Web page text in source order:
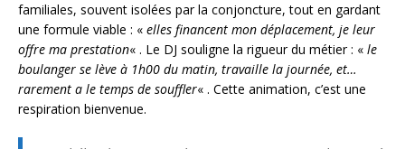
familiales, souvent isolées par la conjoncture, tout en gardant
une formule viable : « elles financent mon déplacement, je leur
offre ma prestation« . Le DJ souligne la rigueur du métier : « le
boulanger se lève à 1h00 du matin, travaille la journée, et…
rarement a le temps de souffler« . Cette animation, c’est une
respiration bienvenue.